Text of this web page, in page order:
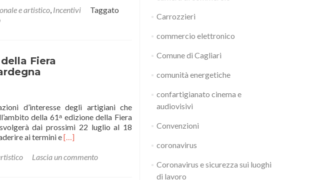
piùImprese
fondo
e artistico, Incentivi
Taggato
Fiera
d’interesse degli artigiani che
della 61ᵃ edizione della Fiera
dai prossimi 22 luglio al 18
ai termini eLeggi
piùPartecipazione
[…]
Lascia un commento
Carrozzieri
commercio elettronico
Comune di Cagliari
comunità energetiche
confartigianato cinema e
audiovisivi
Convenzioni
coronavirus
Coronavirus e sicurezza sui luoghi
di lavoro